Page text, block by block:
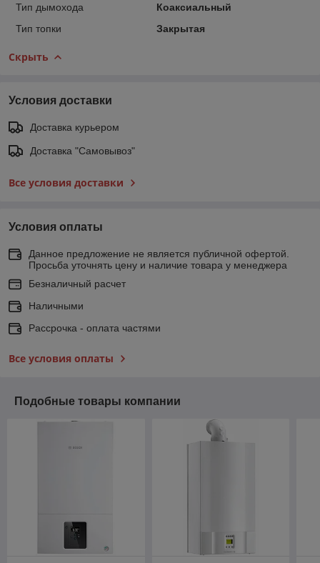
Тип дымохода
Коаксиальный
Тип топки
Закрытая
Скрыть
Условия доставки
Доставка курьером
Доставка "Самовывоз"
Все условия доставки
Условия оплаты
Данное предложение не является публичной офертой.
Просьба уточнять цену и наличие товара у менеджера
Безналичный расчет
Наличными
Рассрочка - оплата частями
Все условия оплаты
Подобные товары компании